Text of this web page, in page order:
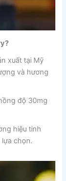
xuất tại Mỹ
và hương
độ 30mg
hiệu tinh
chọn.